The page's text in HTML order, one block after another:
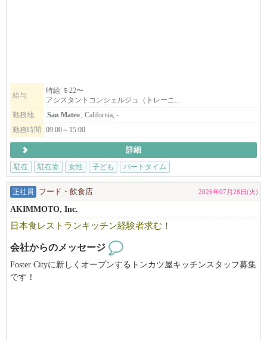
現在サンマテオ支部、サンタクララ支部、イーストベイ支部が発
足しました。
更なるサービス拡大のためベイエリア全域でコンシェルジュを募
集しています。
英語に自信がない、社会と繋がりを持ちたい、日々にやりがいを
子どもの学校の時間しか働けない、未経験の方も歓迎します。
さまざまな背景や課題を抱える日本人女性が、安心して働ける場
をつくりたい、その想いで立ち上げた会社です。
たくさんの日本人女性が働いています。
給与
時給 ＄22〜
アシスタントコンシェルジュ（トレーニ...
勤務地
San Mateo, California, -
勤務時間
09:00～15:00
詳細
駐在
駐在妻 女性 子ども パートタイム
正社員 フード・飲食店 2026年07月28日(火)
AKIMMOTO, Inc.
日本食レストランキッチン経験者求む！
会社からのメッセージ
Foster Cityに新しくオープンするトンカツ屋キッチンスタッフ募集
です！